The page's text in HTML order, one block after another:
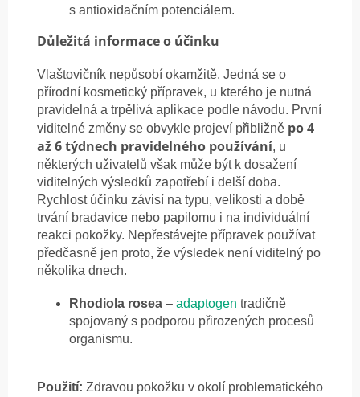
s antioxidačním potenciálem.
Důležitá informace o účinku
Vlaštovičník nepůsobí okamžitě. Jedná se o
přírodní kosmetický přípravek, u kterého je nutná
pravidelná a trpělivá aplikace podle návodu. První
viditelné změny se obvykle projeví přibližně po 4
až 6 týdnech pravidelného používání, u
některých uživatelů však může být k dosažení
viditelných výsledků zapotřebí i delší doba.
Rychlost účinku závisí na typu, velikosti a době
trvání bradavice nebo papilomu i na individuální
reakci pokožky. Nepřestávejte přípravek používat
předčasně jen proto, že výsledek není viditelný po
několika dnech.
Rhodiola rosea – adaptogen tradičně
spojovaný s podporou přirozených procesů
organismu.
Použití: Zdravou pokožku v okolí problematického